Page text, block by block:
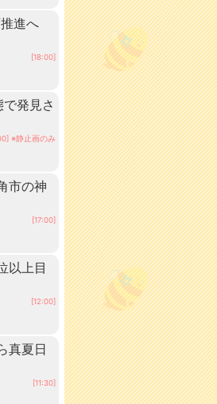
推進へ
[18:00]
発見さ
※静止画のみ
市の神
[17:00]
以上目
[12:00]
真夏日
[11:30]